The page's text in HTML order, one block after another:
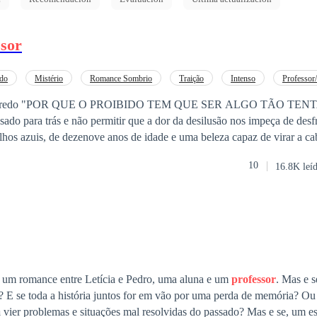
Mistério Romance Sombrio Traição Intenso
O que
para trás e não permitir que a dor da desilusão nos impeça de
azuis, de dezenove anos de idade e uma beleza capaz de virar a
universitária. "Meu
secreto" apresenta uma trama
o intrigante Nicholas Cooper,
os sentidos. Ninguém é o que parece e muitos segredos virão à tona.
10 16.8K
romance entre Letícia e Pedro, uma aluna e um professor. Mas e se as coisas não
e situações mal resolvidas do passado? Mas e se, um estudioso fizesse